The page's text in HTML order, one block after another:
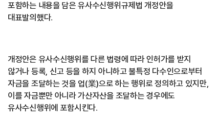
포함하는 내용을 담은 유사수신행위규제법 개정안을
대표발의했다.
개정안은 유사수신행위를 다른 법령에 따라 인허가를 받지
않거나 등록, 신고 등을 하지 아니하고 불특정 다수인으로부터
자금을 조달하는 것을 업(業)으로 하는 행위로 정의하고 있지만,
이를 자금뿐만 아니라 가산자산을 조달하는 경우에도
유사수신행위에 포함시킨다.